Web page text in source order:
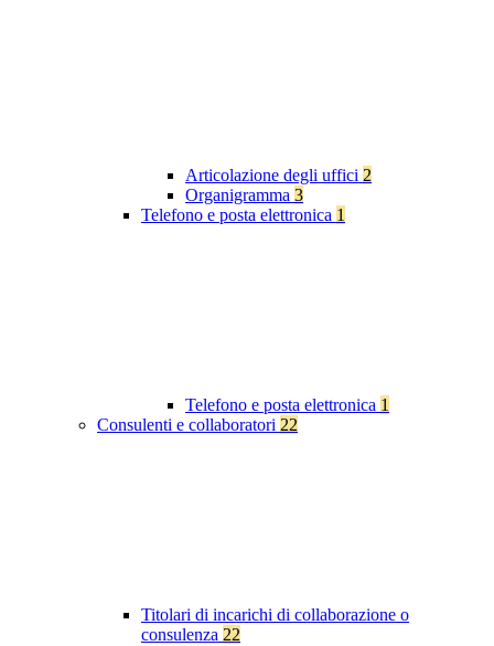
Articolazione degli uffici 2
Organigramma 3
Telefono e posta elettronica 1
Telefono e posta elettronica 1
Consulenti e collaboratori 22
Titolari di incarichi di collaborazione o
consulenza 22